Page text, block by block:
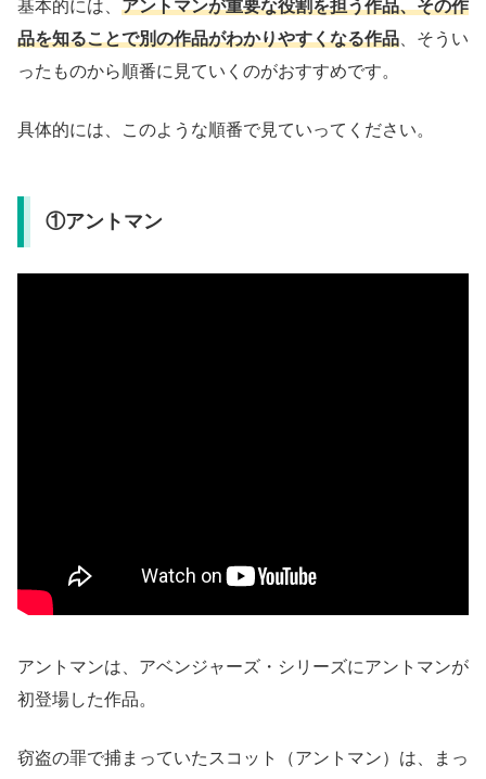
基本的には、 アントマンが重要な役割を担う作品、その作
品を知ることで別の作品がわかりやすくなる作品 、そうい
ったものから順番に見ていくのがおすすめです。
具体的には、このような順番で見ていってください。
①アントマン
アントマンは、アベンジャーズ・シリーズにアントマンが
初登場した作品。
窃盗の罪で捕まっていたスコット（アントマン）は、まっ